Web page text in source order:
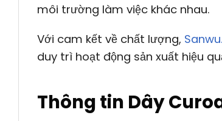
môi trường làm việc khác nhau.
Với cam kết về chất lượng,
duy trì hoạt động sản xuất hiệu
Thông tin Dây